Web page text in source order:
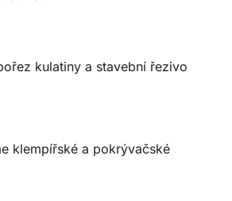
kulatiny a stavební řezivo
klempířské a pokrývačské